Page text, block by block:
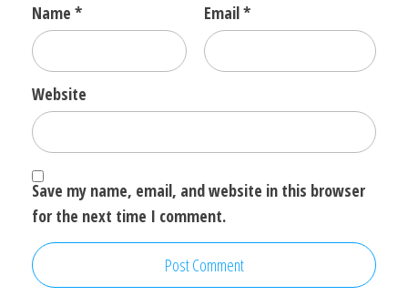
Name * Email*
Website
Save my name, email, and website in this browser
for the next time I comment.